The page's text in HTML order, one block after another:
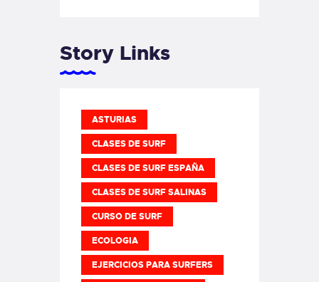
Story Links
ASTURIAS
CLASES DE SURF
CLASES DE SURF ESPAÑA
CLASES DE SURF SALINAS
CURSO DE SURF
ECOLOGIA
EJERCICIOS PARA SURFERS